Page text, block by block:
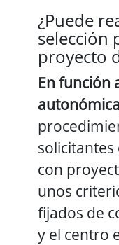
¿Puede
selección
proyecto
En función
con
unos
fijados de
y el centro